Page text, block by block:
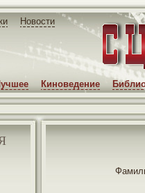
Новости
Киноведение